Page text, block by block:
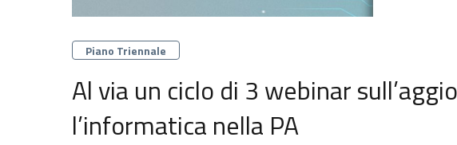
Al via un ciclo di 3 webinar
l’informatica nella PA
Categorie
Piano Triennale